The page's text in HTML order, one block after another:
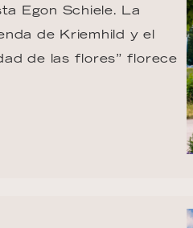
Egon Schiele. La
de Kriemhild y el
de las flores” florece